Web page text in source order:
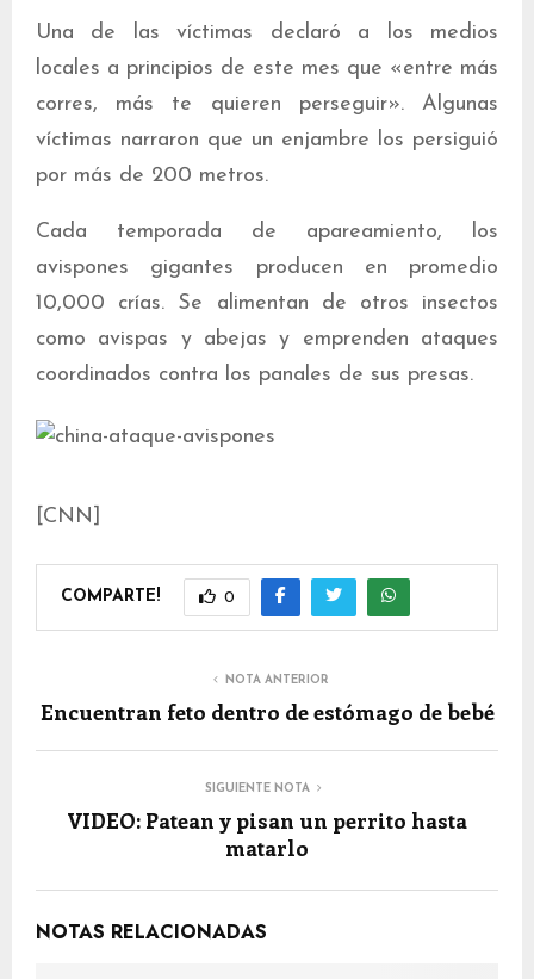
Una de las víctimas declaró a los medios
locales a principios de este mes que «entre más
corres, más te quieren perseguir». Algunas
víctimas narraron que un enjambre los persiguió
por más de 200 metros.
Cada temporada de apareamiento, los
avispones gigantes producen en promedio
10,000 crías. Se alimentan de otros insectos
como avispas y abejas y emprenden ataques
coordinados contra los panales de sus presas.
[CNN]
COMPARTE! 0
NOTA ANTERIOR
Encuentran feto dentro de estómago de bebé
SIGUIENTE NOTA
VIDEO: Patean y pisan un perrito hasta
matarlo
NOTAS RELACIONADAS